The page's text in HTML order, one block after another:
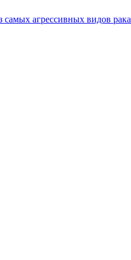
агрессивных видов рака